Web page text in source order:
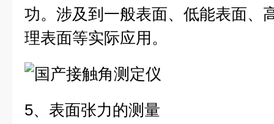
功。涉及到一般表面、低能表面、
理表面等实际应用。
5、表面张力的测量